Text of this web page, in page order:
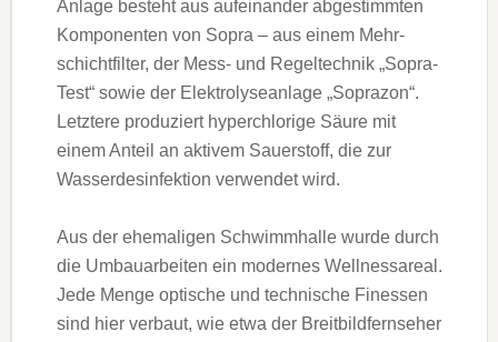
Anlage besteht aus aufeinander abgestimmten
Kom­po­nenten von Sopra – aus einem Mehr­
schichtfilter, der Mess- und Regeltechnik „Sopra-
Test“ sowie der Elektrolyseanlage „Soprazon“.
Letztere produziert hyperchlorige Säure mit
einem Anteil an aktivem Sauerstoff, die zur
Wasserdes­infektion verwendet wird.
Aus der ehemaligen Schwimmhalle wurde durch
die Umbauarbeiten ein modernes Wellnessareal.
Jede Menge optische und technische Finessen
sind hier verbaut, wie etwa der Breitbildfernseher